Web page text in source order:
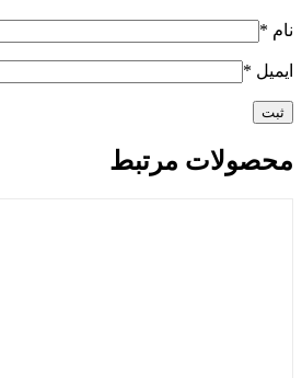
نام *
ایمیل *
محصولات مرتبط